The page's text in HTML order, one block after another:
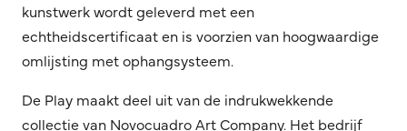
kunstwerk wordt geleverd met een
echtheidscertificaat en is voorzien van hoogwaardige
omlijsting met ophangsysteem.
De Play maakt deel uit van de indrukwekkende
collectie van Novocuadro Art Company. Het bedrijf